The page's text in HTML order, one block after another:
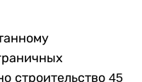
строительство 45